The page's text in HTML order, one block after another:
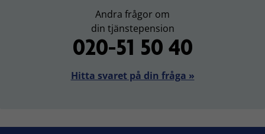
Andra frågor om
din tjänstepension
020-51 50 40
Hitta svaret på din fråga »